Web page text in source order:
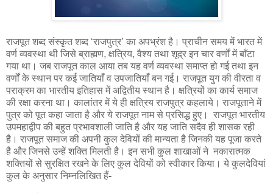
राजपूत शब्द संस्कृत शब्द ‘राजपुत्र’ का अपभ्रंश है। प्राचीन समय में भारत में
वर्ण व्यवस्था थी जिसे ब्राह्मण, क्षत्रिय, वैश्य तथा शूद्र इन चार वर्णों में बाँटा
गया था। जब राजपूत काल आया तब यह वर्ण व्यवस्था समाप्त हो गई तथा इन
वर्णों के स्थान पर कई जातियाँ व उपजातियाँ बन गई। राजपूत युग की वीरता व
पराक्रम का भारतीय इतिहास में अद्वितीय स्थान है। क्षत्रियों का कार्य समाज
की रक्षा करना था। कालांतर में ये ही क्षत्रिय राजपुत्र कहलाये। राजपूताने में
पुत्र को पूत कहा जाता है और ये राजपूत नाम से प्रसिद्ध हुए। राजपूत भारतीय
उपमहाद्वीप की बहुत प्रभावशाली जाति है और यह जाति सदैव ही शासक रही
है। राजपूत समाज की अपनी कुल देवियों की मान्यता है जिनकी यह पूजा करते
है और जिनसे उन्हें शक्ति मिलती है। इन सभी कुल शाखाओं ने नकारात्मक
शक्तियों से सुरक्षित रखने के लिए कुल देवियों को स्वीकार किया। ये कुलदेवियां
कुल के अनुसार निम्नलिखित हैं-